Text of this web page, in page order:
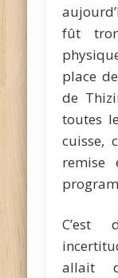
fût
place
de
toutes
cuisse,
remise
C’est
allait